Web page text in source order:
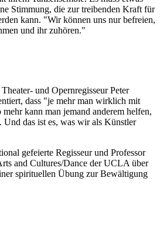
Stimmung, die zur treibenden Kraft für
kann. "Wir können uns nur befreien,
und ihr zuhören."
und Opernregisseur Peter
dass "je mehr man wirklich mit
kann man jemand anderem helfen,
Und das ist es, was wir als Künstler
gefeierte Regisseur und Professor
and Cultures/Dance der UCLA über
spirituellen Übung zur Bewältigung